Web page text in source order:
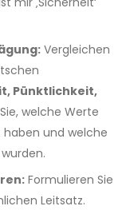
Vergleichen
Pünktlichkeit,
welche Werte
haben und welche
Formulieren Sie
Leitsatz.